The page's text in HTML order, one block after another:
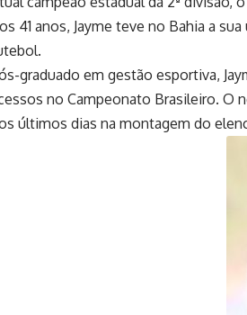
41 anos, Jayme teve no Bahia a
graduado em gestão esportiva,
no Campeonato Brasileiro. O
últimos dias na montagem do